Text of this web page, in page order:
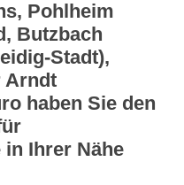
Pohlheim
Butzbach
Stadt),
Arndt
haben Sie den
Ihrer Nähe